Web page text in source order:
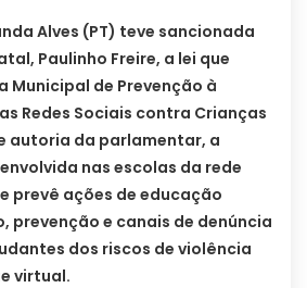
Alves (PT) teve sancionada
Paulinho Freire, a lei que
Municipal de Prevenção à
Redes Sociais contra Crianças
autoria da parlamentar, a
nas escolas da rede
prevê ações de educação
prevenção e canais de denúncia
dos riscos de violência
virtual.